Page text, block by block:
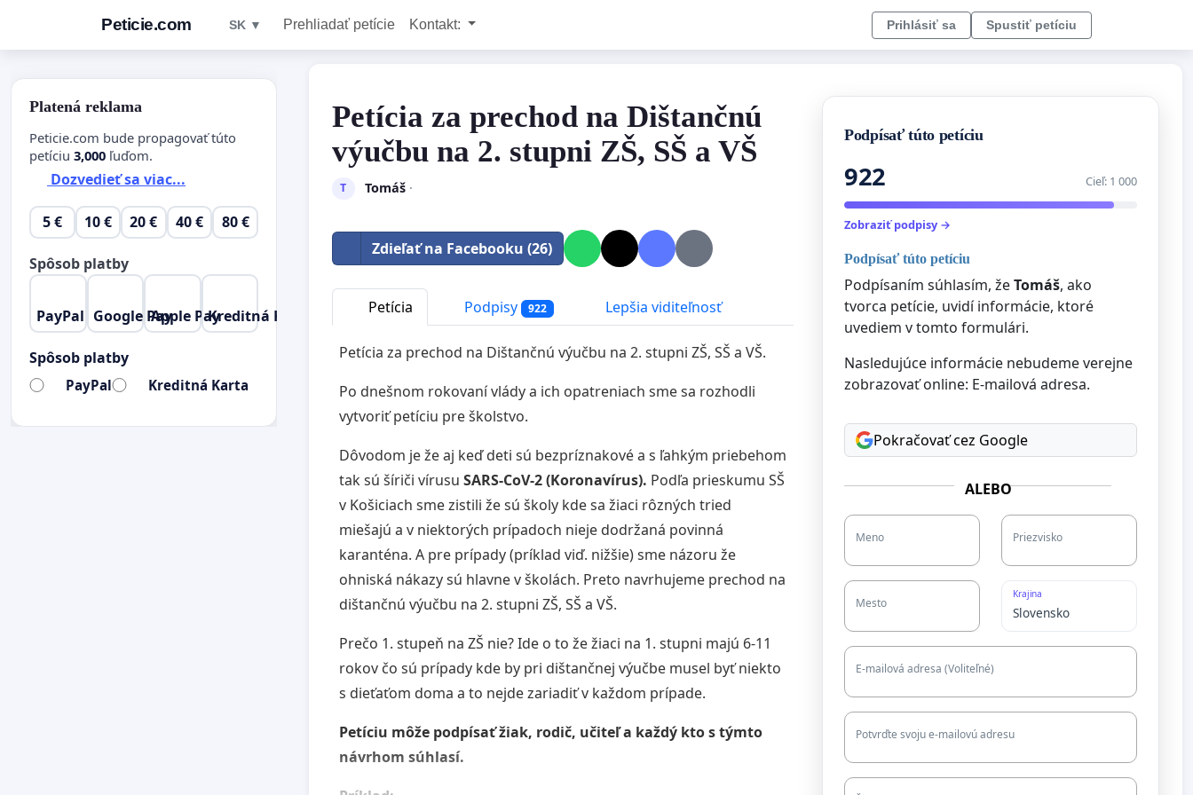
Peticie.com SK ▼ Prehliadať petície Kontakt: Prihlásiť sa Spustiť petíciu
Petícia za prechod na Dištančnú
výučbu na 2. stupni ZŠ, SŠ a VŠ
T Tomáš·
Zdieľať na Facebooku (26)
Petícia Podpisy 922 Lepšia viditeľnosť
Petícia za prechod na Dištančnú výučbu na 2. stupni ZŠ, SŠ a VŠ.
Po dnešnom rokovaní vlády a ich opatreniach sme sa rozhodli
vytvoriť petíciu pre školstvo.
Dôvodom je že aj keď deti sú bezpríznakové a s ľahkým priebehom
tak sú šíriči vírusu SARS-CoV-2 (Koronavírus). Podľa prieskumu SŠ
v Košiciach sme zistili že sú školy kde sa žiaci rôzných tried
miešajú a v niektorých prípadoch nieje dodržaná povinná
karanténa. A pre prípady (príklad viď. nižšie) sme názoru že
ohniská nákazy sú hlavne v školách. Preto navrhujeme prechod na
dištančnú výučbu na 2. stupni ZŠ, SŠ a VŠ.
Prečo 1. stupeň na ZŠ nie? Ide o to že žiaci na 1. stupni majú 6-11
rokov čo sú prípady kde by pri dištančnej výučbe musel byť niekto
s dieťaťom doma a to nejde zariadiť v každom prípade.
Petíciu môže podpísať žiak, rodič, učiteľ a každý kto s týmto
návrhom súhlasí.
Podpísať túto petíciu
922 Cieľ: 1 000
Zobraziť podpisy →
Podpísať túto petíciu
Podpísaním súhlasím, žeTomáš, ako
tvorca petície, uvidí informácie, ktoré
uvediem v tomto formulári.
Nasledujúce informácie nebudeme verejne
zobrazovať online: E-mailová adresa.
Pokračovať cez Google
ALEBO
Meno Priezvisko
Mesto
Krajina
E-mailová adresa (Voliteľné)
Potvrďte svoju e-mailovú adresu
Platená reklama
Peticie.com bude propagovať túto
petíciu 3,000 ľuďom.
Dozvedieť sa viac...
5 € 10 € 20 € 40 € 80 €
Spôsob platby
PayPal Google PayApple PayKreditná Karta
Spôsob platby
PayPal Kreditná Karta